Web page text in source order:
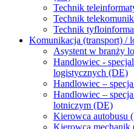
Technik
Technik
Technik
Komunikacja (transport) /
Asystent w branży
Handlowiec -
logistycznych (DE)
Handlowiec –
Handlowiec –
lotniczym (DE)
Kierowca autobusu
Kierowca mechanik